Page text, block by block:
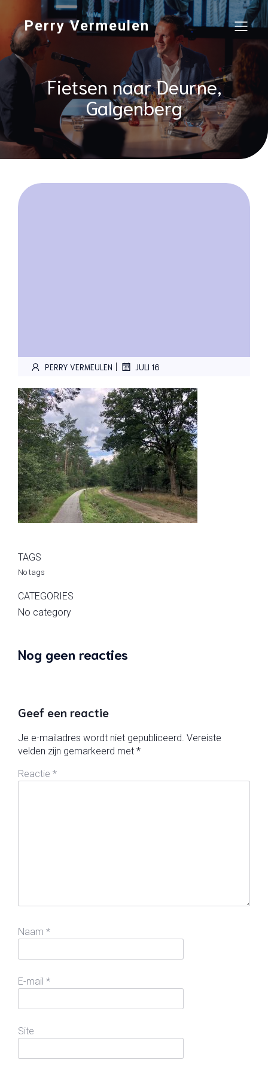
Perry Vermeulen
Fietsen naar Deurne,
Galgenberg
PERRY VERMEULEN | JULI 16
TAGS
No tags
CATEGORIES
No category
Nog geen reacties
Geef een reactie
Je e-mailadres wordt niet gepubliceerd. Vereiste
velden zijn gemarkeerd met *
Reactie *
Naam *
E-mail *
Site